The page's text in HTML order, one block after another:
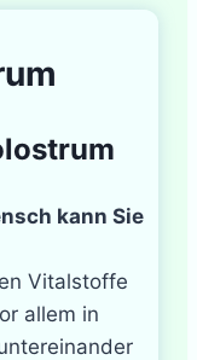
kann Sie
Vitalstoffe
allem in